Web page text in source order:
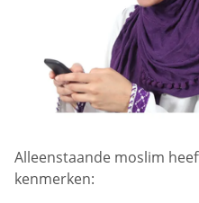
Alleenstaande moslim
kenmerken: